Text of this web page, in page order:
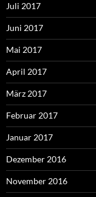
Juli 2017
Juni 2017
Mai 2017
April 2017
März 2017
Februar 2017
Januar 2017
Dezember 2016
November 2016